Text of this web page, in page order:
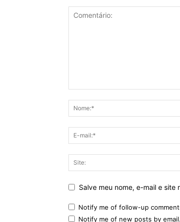
Salve meu nome, e-mail e
Notify me of follow-up
Notify me of new posts by email.